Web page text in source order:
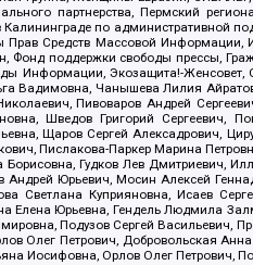
партнерства, Пермский
по административной
Средств Массовой Информации,
Фонд поддержки свободы прессы,
Информации, Экозащита!-
Чанышева Лилия
Пивоваров Андрей
Шведов Григорий Сергеевич,
Щаров Сергей Алексадрович,
Пислакова-Паркер Марина
Гудков Лев Дмитриевич,
Юрьевич, Мосин Алексей
Светлана Куприяновна, Исаев
Елена Юрьевна, Гендель Людмила
Подузов Сергей Васильевич,
Олег Петрович, Добровольская
Иосифовна, Орлов Олег Петрович,